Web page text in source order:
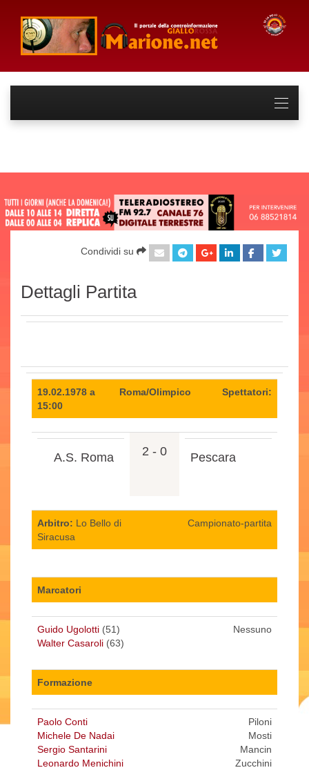
Condividi su
Dettagli Partita
19.02.1978 a
15:00
Roma/Olimpico Spettatori:
A.S. Roma 2 - 0 Pescara
Arbitro: Lo Bello di
Siracusa
Campionato-partita
Marcatori
Guido Ugolotti (51)
Walter Casaroli (63)
Nessuno
Formazione
Paolo Conti
Michele De Nadai
Sergio Santarini
Leonardo Menichini
Piloni
Mosti
Mancin
Zucchini